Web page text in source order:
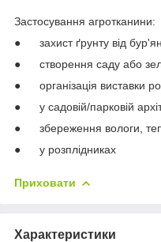
Застосування агротканини:
● захист ґрунту від
● створення саду або
● організація виставки
● у садовій/парковій
● збереження вологи,
● у розплідниках
Приховати
Характеристики